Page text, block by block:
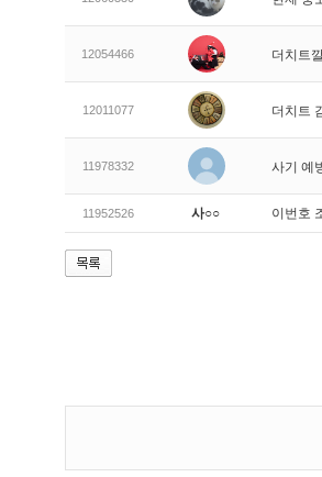
12054466 더치트
12011077 더치트
11978332 사기 예
11952526 사○○ 이번호